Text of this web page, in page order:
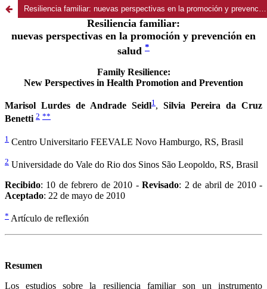
Resiliencia familiar: nuevas perspectivas en la promoción y prevención en salud